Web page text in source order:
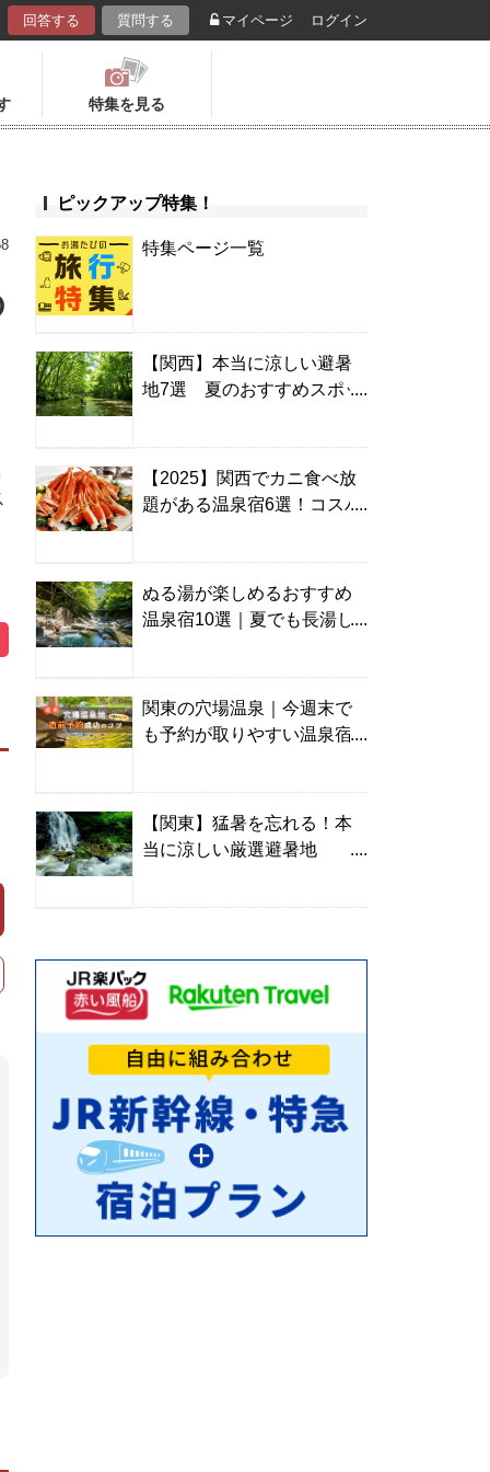
回答する 質問する マイページ ログイン
特集を見る
ピックアップ特集！
特集ページ一覧
【関西】本当に涼しい避暑
地7選 夏のおすすめスポッ
【2025】関西でカニ食べ放
題がある温泉宿6選！コスパ
ぬる湯が楽しめるおすすめ
温泉宿10選｜夏でも長湯し
関東の穴場温泉｜今週末で
も予約が取りやすい温泉宿
【関東】猛暑を忘れる！本
当に涼しい厳選避暑地